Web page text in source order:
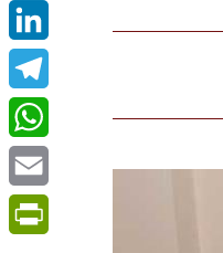
Twitter
LinkedIn
Telegram
WhatsApp
Email